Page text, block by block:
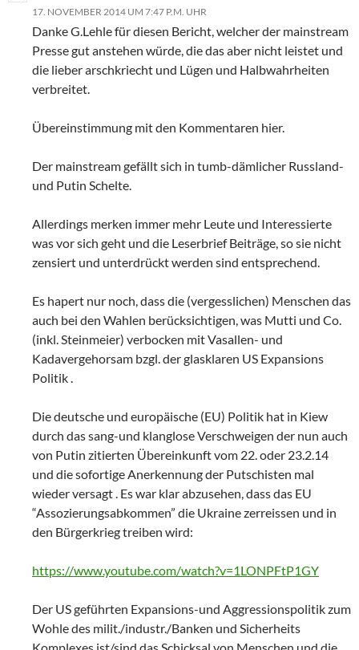
17. NOVEMBER 2014 UM 7:47 P.M. UHR
Danke G.Lehle für diesen Bericht, welcher der mainstream
Presse gut anstehen würde, die das aber nicht leistet und
die lieber arschkriecht und Lügen und Halbwahrheiten
verbreitet.
Übereinstimmung mit den Kommentaren hier.
Der mainstream gefällt sich in tumb-dämlicher Russland-
und Putin Schelte.
Allerdings merken immer mehr Leute und Interessierte
was vor sich geht und die Leserbrief Beiträge, so sie nicht
zensiert und unterdrückt werden sind entsprechend.
Es hapert nur noch, dass die (vergesslichen) Menschen das
auch bei den Wahlen berücksichtigen, was Mutti und Co.
(inkl. Steinmeier) verbocken mit Vasallen- und
Kadavergehorsam bzgl. der glasklaren US Expansions
Politik .
Die deutsche und europäische (EU) Politik hat in Kiew
durch das sang-und klanglose Verschweigen der nun auch
von Putin zitierten Übereinkunft vom 22. oder 23.2.14
und die sofortige Anerkennung der Putschisten mal
wieder versagt . Es war klar abzusehen, dass das EU
“Assozierungsabkommen” die Ukraine zerreissen und in
den Bürgerkrieg treiben wird:
https://www.youtube.com/watch?v=1LONPFtP1GY
Der US geführten Expansions-und Aggressionspolitik zum
Wohle des milit./industr./Banken und Sicherheits